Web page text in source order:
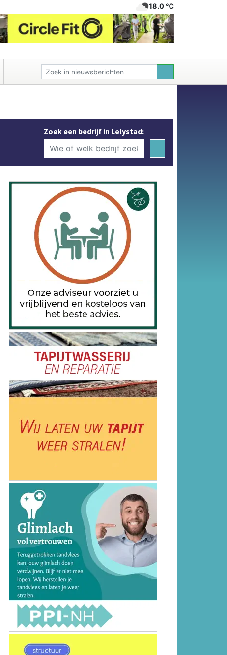
18.0 ℃
Zoek een bedrijf in Lelystad: